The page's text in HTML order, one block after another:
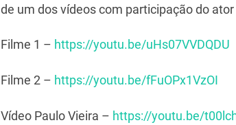
de um dos vídeos com participação do ator
Filme 1 – https://youtu.be/uHs07VVDQDU
Filme 2 – https://youtu.be/fFuOPx1VzOI
Vídeo Paulo Vieira – https://youtu.be/